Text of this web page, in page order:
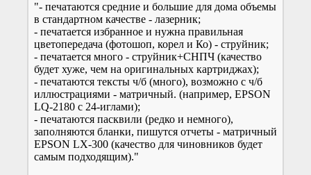
"- печатаются средние и большие для дома объемы
в стандартном качестве - лазерник;
- печатается избранное и нужна правильная
цветопередача (фотошоп, корел и Ко) - струйник;
- печатается много - струйник+СНПЧ (качество
будет хуже, чем на оригинальных картриджах);
- печатаются тексты ч/б (много), возможно с ч/б
иллюстрациями - матричный. (например, EPSON
LQ-2180 c 24-иглами);
- печатаются пасквили (редко и немного),
заполняются бланки, пишутся отчеты - матричный
EPSON LX-300 (качество для чиновников будет
самым подходящим)."